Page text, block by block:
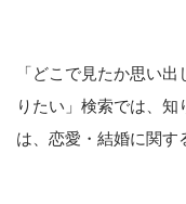
「どこで見たか思い
りたい」検索では、
は、恋愛・結婚に関す